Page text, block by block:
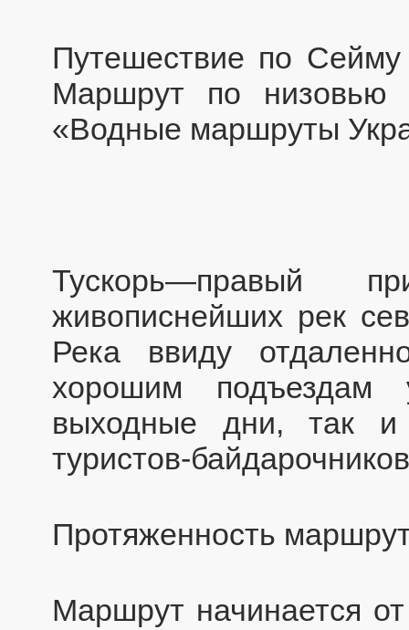
Путешествие по
Маршрут по низовью
«Водные маршруты
Тускорь—правый
живописнейших рек
Река ввиду
хорошим
выходные дни, так и
туристов-
Протяженность
Маршрут начинается